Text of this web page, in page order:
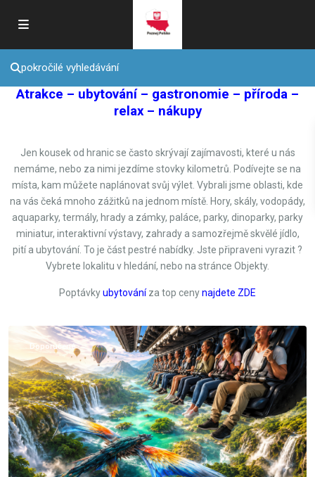
pokročilé vyhledávání
Atrakce – ubytování – gastronomie – příroda –
relax – nákupy
Jen kousek od hranic se často skrývají zajímavosti, které u nás
nemáme, nebo za nimi jezdíme stovky kilometrů. Podívejte se na
místa, kam můžete naplánovat svůj výlet. Vybrali jsme oblasti, kde
na vás čeká mnoho zážitků na jednom místě. Hory, skály, vodopády,
aquaparky, termály, hrady a zámky, paláce, parky, dinoparky, parky
miniatur, interaktivní výstavy, zahrady a samozřejmě skvělé jídlo,
pití a ubytování. To je část pestré nabídky. Jste připraveni vyrazit ?
Vybrete lokalitu v hledání, nebo na stránce Objekty.
Poptávkyubytováníza top cenynajdete ZDE
Krkonoše,
Doporučené